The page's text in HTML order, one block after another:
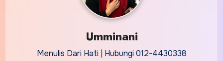
Umminani
Menulis Dari Hati | Hubungi 012-4430338